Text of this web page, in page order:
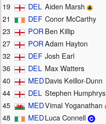
19 DEL Aiden Marsh
21 DEF Conor McCarthy
23 POR Ben Killip
27 PORAdam Hayton
32 DEF Josh Earl
36 DEL Max Watters
40 MEDDavis Keillor-Dunn
44 DEL Stephen Humphrys
45 MEDVimal Yoganathan
48 MEDLuca Connell